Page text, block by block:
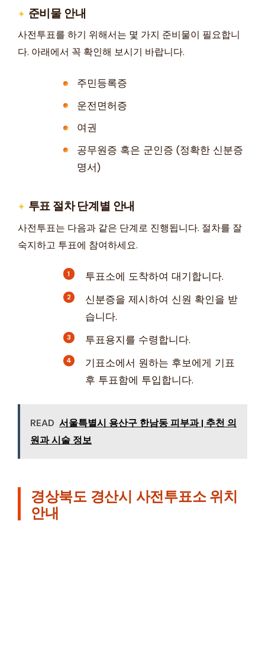
준비물 안내
사전투표를 하기 위해서는 몇 가지 준비물이 필요합니
다. 아래에서 꼭 확인해 보시기 바랍니다.
주민등록증
운전면허증
여권
공무원증 혹은 군인증 (정확한 신분증
명서)
투표 절차 단계별 안내
사전투표는 다음과 같은 단계로 진행됩니다. 절차를 잘
숙지하고 투표에 참여하세요.
투표소에 도착하여 대기합니다.
신분증을 제시하여 신원 확인을 받
습니다.
투표용지를 수령합니다.
기표소에서 원하는 후보에게 기표
후 투표함에 투입합니다.
READ 서울특별시 용산구 한남동 피부과 | 추천 의
원과 시술 정보
경상북도 경산시 사전투표소 위치
안내